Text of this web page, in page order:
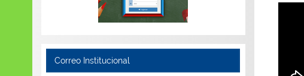
Correo Institucional